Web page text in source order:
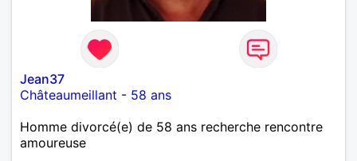
Jean37
Châteaumeillant - 58 ans
Homme divorcé(e) de 58 ans recherche rencontre
amoureuse